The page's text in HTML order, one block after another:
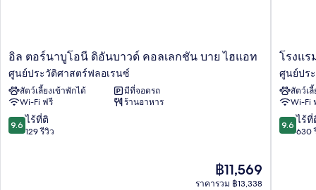
อิล
ตอร์
นาบู
โอนี
ดิ
อัน
บา
อิล ตอร์นาบูโอนี ดิอันบาวด์ คอลเลกชัน บาย ไฮแอท
ศูนย์ประวัติศาสตร์ฟลอเรนซ์
สัตว์เลี้ยงเข้าพักได้
มีที่จอดรถ
Wi-Fi ฟรี
ร้านอาหาร
9.6
จาก
9.6 ไร้ที่ติ
129 รีวิว
ราคา
ปัจจุบัน
฿11,569
ราคารวม ฿13,338
โรงแรม
ลุ
งการ์
โน
-
ลุ
งการ์
โรงแร
ศูนย์ปร
สัตว์เ
Wi-Fi
9.6
จาก
9.6 ไร้ที่
630